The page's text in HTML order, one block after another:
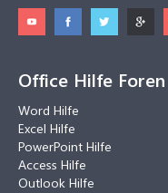
Office Hilfe Foren
Word Hilfe
Excel Hilfe
PowerPoint Hilfe
Access Hilfe
Outlook Hilfe